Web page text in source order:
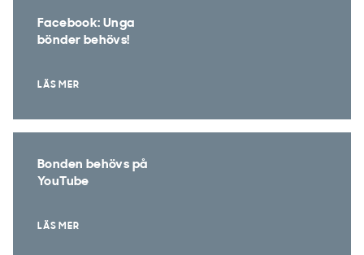
Facebook: Unga
bönder behövs!
LÄS MER
Bonden behövs på
YouTube
LÄS MER